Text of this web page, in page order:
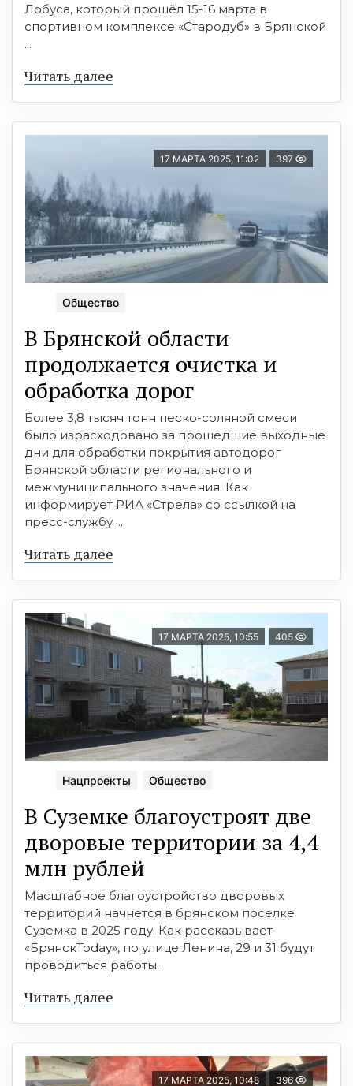
Лобуса, который прошёл 15-16 марта в
спортивном комплексе «Стародуб» в Брянской
...
Читать далее
17 МАРТА 2025, 11:02 397
Общество
В Брянской области
продолжается очистка и
обработка дорог
Более 3,8 тысяч тонн песко-соляной смеси
было израсходовано за прошедшие выходные
дни для обработки покрытия автодорог
Брянской области регионального и
межмуниципального значения. Как
информирует РИА «Стрела» со ссылкой на
пресс-службу ...
Читать далее
17 МАРТА 2025, 10:55 405
Нацпроекты Общество
В Суземке благоустроят две
дворовые территории за 4,4
млн рублей
Масштабное благоустройство дворовых
территорий начнется в брянском поселке
Суземка в 2025 году. Как рассказывает
«БрянскToday», по улице Ленина, 29 и 31 будут
проводиться работы.
Читать далее
17 МАРТА 2025, 10:48 396